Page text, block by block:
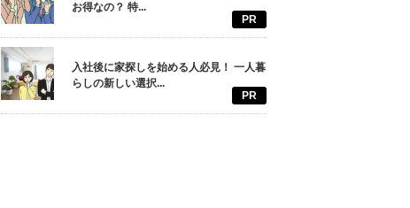
お得なの？ 特...
PR
入社後に家探しを始める人必見！ 一人暮
らしの新しい選択...
PR